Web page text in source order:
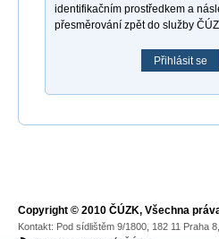
identifikačním prostředkem a
přesměrování zpět do služby
Přihlásit se
Copyright © 2010 ČÚZK, Všechna
Kontakt: Pod sídlištěm 9/1800, 182 11 Praha